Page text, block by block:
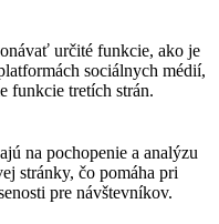
určité funkcie, ako je
sociálnych médií,
funkcie tretích strán.
na pochopenie a analýzu
stránky, čo pomáha pri
pre návštevníkov.